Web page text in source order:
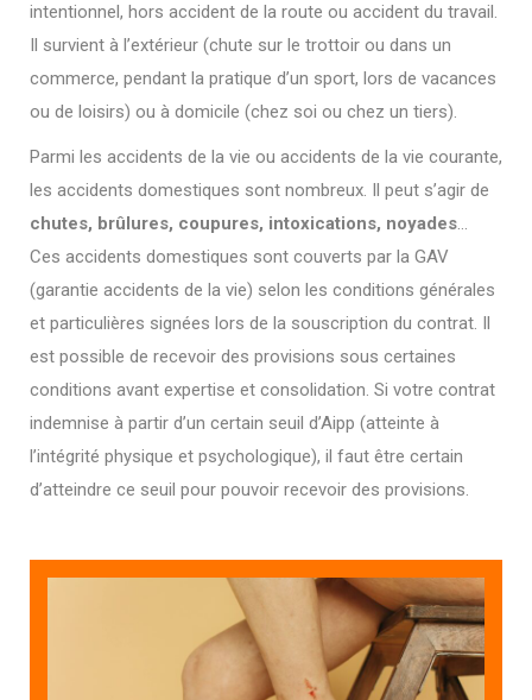
intentionnel, hors accident de la route ou accident du travail.
Il survient à l’extérieur (chute sur le trottoir ou dans un
commerce, pendant la pratique d’un sport, lors de vacances
ou de loisirs) ou à domicile (chez soi ou chez un tiers).
Parmi les accidents de la vie ou accidents de la vie courante,
les accidents domestiques sont nombreux. Il peut s’agir de
chutes, brûlures, coupures, intoxications, noyades…
Ces accidents domestiques sont couverts par la GAV
(garantie accidents de la vie) selon les conditions générales
et particulières signées lors de la souscription du contrat. Il
est possible de recevoir des provisions sous certaines
conditions avant expertise et consolidation. Si votre contrat
indemnise à partir d’un certain seuil d’Aipp (atteinte à
l’intégrité physique et psychologique), il faut être certain
d’atteindre ce seuil pour pouvoir recevoir des provisions.